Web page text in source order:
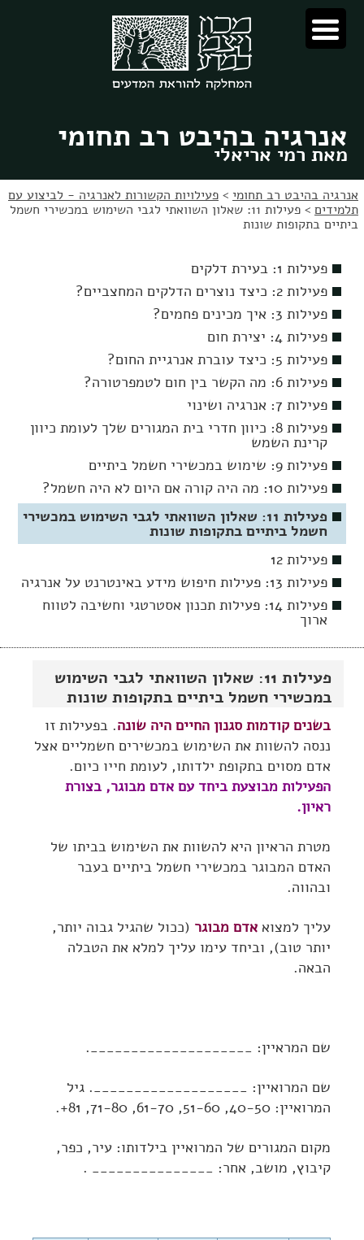
לתוכן
לניווט
אנרגיה בהיבט רב תחומי
מאת רמי אריאלי
אנרגיה בהיבט רב תחומי > פעילויות הקשורות לאנרגיה - לביצוע עם
תלמידים >
פעילות 11: שאלון השוואתי לגבי השימוש במכשירי חשמל
ביתיים בתקופות שונות
פעילות 11: שאלון השוואתי לגבי השימוש
במכשירי חשמל ביתיים בתקופות שונות
בשנים קודמות סגנון החיים היה שונה. בפעילות זו
ננסה להשוות את השימוש במכשירים חשמליים אצל
אדם מסוים בתקופת ילדותו, לעומת חייו כיום.
הפעילות מבוצעת ביחד עם אדם מבוגר, בצורת
ראיון.
מטרת הראיון היא להשוות את השימוש בביתו של
האדם המבוגר במכשירי חשמל ביתיים בעבר
ובהווה.
עליך למצוא אדם מבוגר (ככול שהגיל גבוה יותר,
יותר טוב), וביחד עימו עליך למלא את הטבלה
הבאה.
שם המראיין: ____________________.
שם המרואיין: ___________________. גיל
המרואיין: 40-50, 51-60, 61-70, 71-80, 81+.
מקום המגורים של המרואיין בילדותו: עיר, כפר,
קיבוץ, מושב, אחר: _______________ .
פעילות 1: בעירת דלקים
פעילות 2: כיצד נוצרים הדלקים המחצביים?
פעילות 3: איך מכינים פחמים?
פעילות 4: יצירת חום
פעילות 5: כיצד עוברת אנרגיית החום?
פעילות 6: מה הקשר בין חום לטמפרטורה?
פעילות 7: אנרגיה ושינוי
פעילות 8: כיוון חדרי בית המגורים שלך לעומת כיוון
קרינת השמש
פעילות 9: שימוש במכשירי חשמל ביתיים
פעילות 10: מה היה קורה אם היום לא היה חשמל?
פעילות 11: שאלון השוואתי לגבי השימוש במכשירי
חשמל ביתיים בתקופות שונות
פעילות 12
פעילות 13: פעילות חיפוש מידע באינטרנט על אנרגיה
פעילות 14: פעילות תכנון אסטרטגי וחשיבה לטווח
ארוך